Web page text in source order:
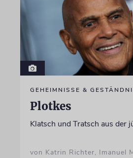
GEHEIMNISSE &
Plotkes
Klatsch und Tratsch aus der
von Katrin Richter, Imanuel